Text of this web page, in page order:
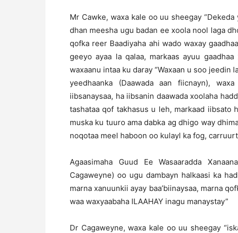
Mr Cawke, waxa kale oo uu sheegay
dhan meesha ugu badan ee xoola nool laga
qofka reer Baadiyaha ahi wado waxay
geeyo ayaa la qalaa, markaas ayuu
waxaanu intaa ku daray “Waxaan u soo jeedin
yeedhaanka (Daawada aan fiicnayn),
iibsanaysaa, ha iibsanin daawada xoolaha
tashataa qof takhasus u leh, markaad iibsato
muska ku tuuro ama dabka ag dhigo way
noqotaa meel haboon oo kulayl ka fog,
Agaasimaha Guud Ee Wasaaradda
Cagaweyne) oo ugu dambayn halkaasi ka
marna xanuunkii ayay baa’biinaysaa, marna
waa waxyaabaha ILAAHAY inagu manaystay”
Dr Cagaweyne, waxa kale oo uu sheegay